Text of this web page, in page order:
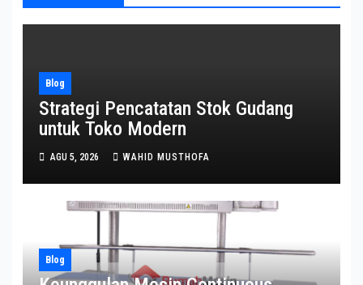
Blog
Strategi Pencatatan Stok Gudang
untuk Toko Modern
AGU 5, 2026 WAHID MUSTHOFA
Blog